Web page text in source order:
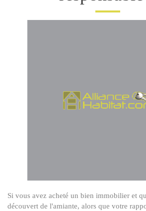
Si vous avez acheté un bien immobilier et
découvert de l'amiante, alors que votre